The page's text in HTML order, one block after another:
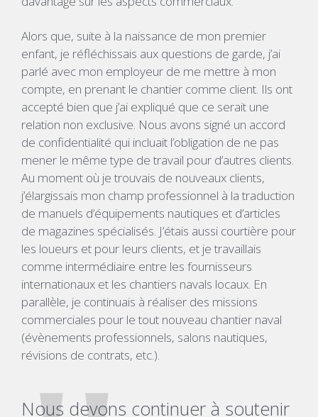
Alors que, suite à la naissance de mon premier
enfant, je réfléchissais aux questions de garde, j’ai
parlé avec mon employeur de me mettre à mon
compte, en prenant le chantier comme client. Ils ont
accepté bien que j’ai expliqué que ce serait une
relation non exclusive. Nous avons signé un accord
de confidentialité qui incluait l’obligation de ne pas
mener le même type de travail pour d’autres clients.
Au moment où je trouvais de nouveaux clients,
j’élargissais mon champ professionnel à la traduction
de manuels d’équipements nautiques et d’articles
de magazines spécialisés. J’étais aussi courtière pour
les loueurs et pour leurs clients, et je travaillais
comme intermédiaire entre les fournisseurs
internationaux et les chantiers navals locaux. En
parallèle, je continuais à réaliser des missions
commerciales pour le tout nouveau chantier naval
(évènements professionnels, salons nautiques,
révisions de contrats, etc.).
Nous devons continuer à soutenir